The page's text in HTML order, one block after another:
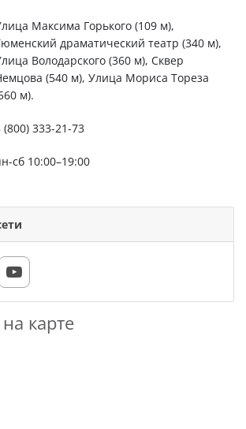
Максима Горького (109 м),
драматический театр (340 м),
Володарского (360 м), Сквер
(540 м), Улица Мориса Тореза
м).
(800) 333-21-73
сб 10:00–19:00
карте